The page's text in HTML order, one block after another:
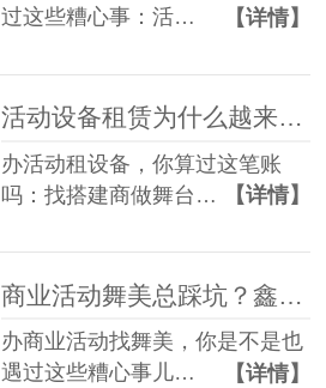
过这些糟心事：活…
【详情】
活动设备租赁为什么越来越多人选一站式？
办活动租设备，你算过这笔账
吗：找搭建商做舞台…
【详情】
商业活动舞美总踩坑？鑫禾一站式方案帮您避坑
办商业活动找舞美，你是不是也
遇过这些糟心事儿…
【详情】